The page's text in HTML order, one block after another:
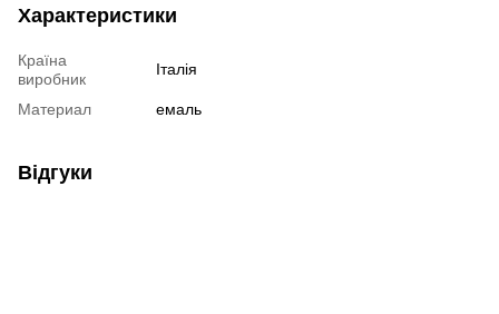
Характеристики
Країна
виробник
Італія
Материал емаль
Відгуки